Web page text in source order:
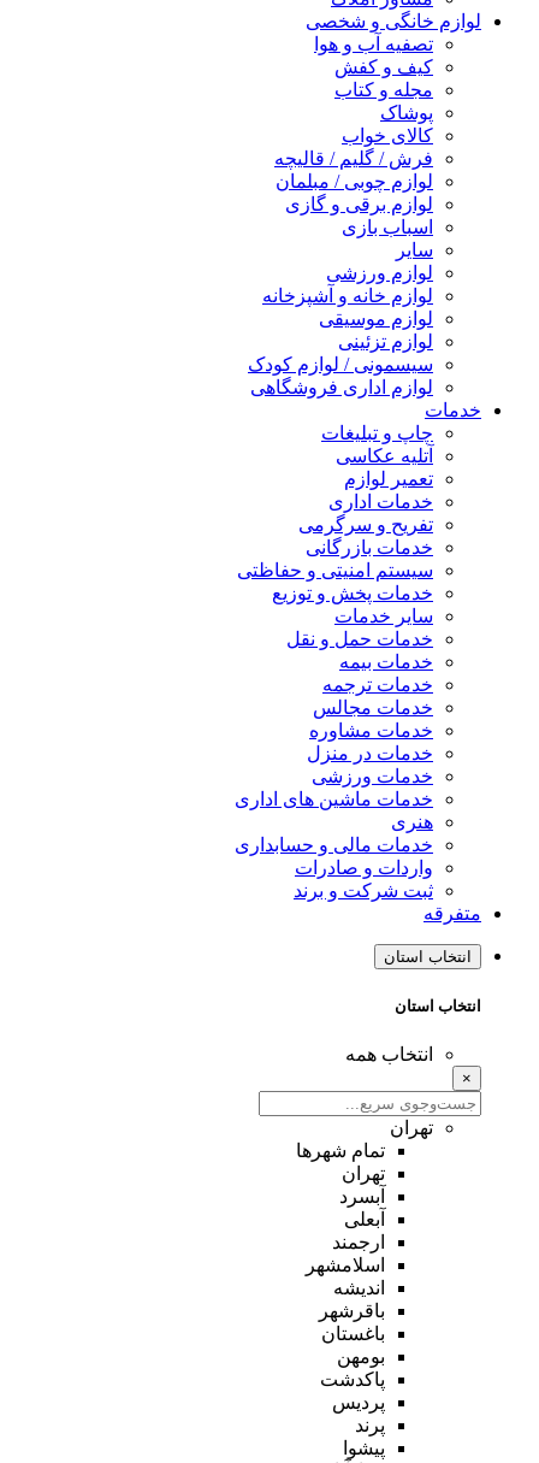
لوازم خانگی و شخصی
تصفیه آب و هوا
کیف و کفش
مجله و کتاب
پوشاک
کالای خواب
فرش / گلیم / قالیچه
لوازم چوبی / مبلمان
لوازم برقی و گازی
اسباب بازی
سایر
لوازم ورزشی
لوازم خانه و آشپزخانه
لوازم موسیقی
لوازم تزئینی
سیسمونی / لوازم کودک
لوازم اداری فروشگاهی
خدمات
چاپ و تبلیغات
آتلیه عکاسی
تعمیر لوازم
خدمات اداری
تفریح و سرگرمی
خدمات بازرگانی
سیستم امنیتی و حفاظتی
خدمات پخش و توزیع
سایر خدمات
خدمات حمل و نقل
خدمات بیمه
خدمات ترجمه
خدمات مجالس
خدمات مشاوره
خدمات در منزل
خدمات ورزشی
خدمات ماشین های اداری
هنری
خدمات مالی و حسابداری
واردات و صادرات
ثبت شرکت و برند
متفرقه
انتخاب استان
انتخاب استان
انتخاب همه
×
تهران
تمام شهر‌ها
تهران
آبسرد
آبعلی
ارجمند
اسلامشهر
اندیشه
باقرشهر
باغستان
بومهن
پاکدشت
پردیس
پرند
پیشوا